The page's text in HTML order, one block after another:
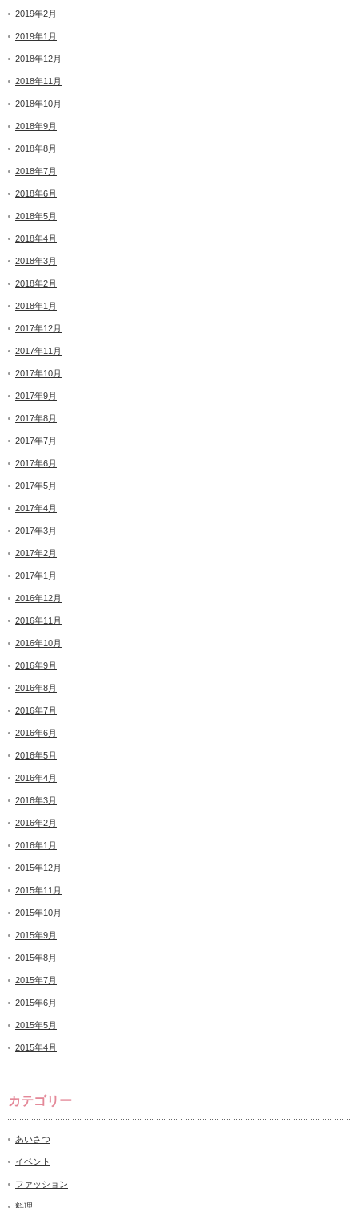
2019年2月
2019年1月
2018年12月
2018年11月
2018年10月
2018年9月
2018年8月
2018年7月
2018年6月
2018年5月
2018年4月
2018年3月
2018年2月
2018年1月
2017年12月
2017年11月
2017年10月
2017年9月
2017年8月
2017年7月
2017年6月
2017年5月
2017年4月
2017年3月
2017年2月
2017年1月
2016年12月
2016年11月
2016年10月
2016年9月
2016年8月
2016年7月
2016年6月
2016年5月
2016年4月
2016年3月
2016年2月
2016年1月
2015年12月
2015年11月
2015年10月
2015年9月
2015年8月
2015年7月
2015年6月
2015年5月
2015年4月
カテゴリー
あいさつ
イベント
ファッション
料理